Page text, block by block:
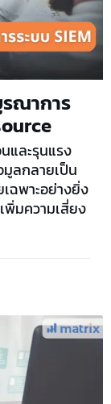
ณาการ
และรุนแรง
ลกลายเป็น
ฉพาะอย่างยิ่ง
พิ่มความเสี่ยง